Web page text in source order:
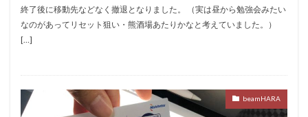
終了後に移動先などなく撤退となりました。 （実は昼から勉強会みたい
なのがあってリセット狙い・熊酒場あたりかなと考えていました。）
[…]
beamHARA
ビンゴ
1の付く日 ゆるせぽね
ひぐらし
ま
まど1 まど3 まどマギ
まどマギ1
にゃんぱす
アテナ直方 アネモネ
アプロ7
アラジン
アレックス イニD
イニシャルD